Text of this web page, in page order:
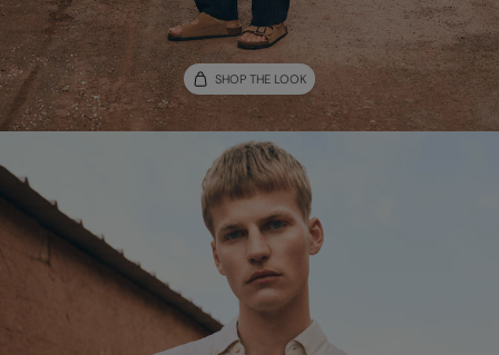
SHOP THE LOOK